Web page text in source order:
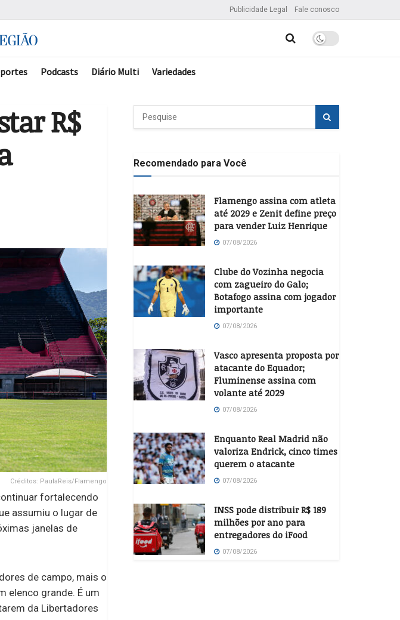
Publicidade Legal Fale conosco
Podcasts Diário Multi Variedades
R$
Créditos: PaulaReis/Flamengo
fortalecendo
assumiu o lugar de
janelas de
de campo, mais o
elenco grande. É um
da Libertadores
Recomendado para Você
Flamengo assina com atleta
até 2029 e Zenit define preço
para vender Luiz Henrique
07/08/2026
Clube do Vozinha negocia
com zagueiro do Galo;
Botafogo assina com jogador
importante
07/08/2026
Vasco apresenta proposta por
atacante do Equador;
Fluminense assina com
volante até 2029
07/08/2026
Enquanto Real Madrid não
valoriza Endrick, cinco times
querem o atacante
07/08/2026
INSS pode distribuir R$ 189
milhões por ano para
entregadores do iFood
07/08/2026